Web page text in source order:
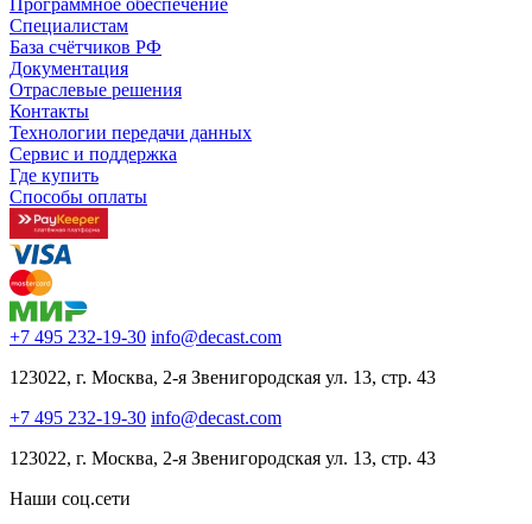
Специалистам
База счётчиков РФ
Документация
Отраслевые решения
Контакты
Технологии передачи данных
Сервис и поддержка
Где купить
Способы оплаты
+7 495 232-19-30 info@decast.com
123022, г. Москва, 2-я Звенигородская ул. 13, стр. 43
+7 495 232-19-30 info@decast.com
123022, г. Москва, 2-я Звенигородская ул. 13, стр. 43
Наши соц.сети